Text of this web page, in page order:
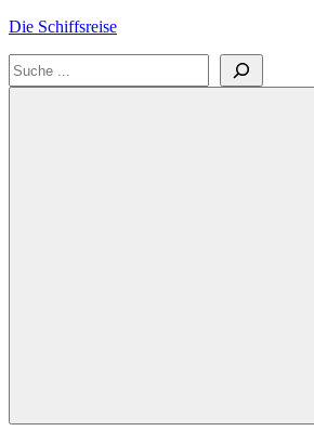
Zum
springen
Die Schiffsreise
Literatur-
Suchen